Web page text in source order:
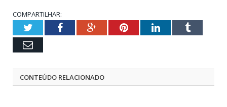
COMPARTILHAR:
TwitterFacebookGoogle+PinterestLinkedInTumblr
Email
CONTEÚDO RELACIONADO